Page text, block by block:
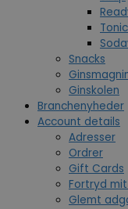
Tonic
Snacks
Ginskolen
Branchenyheder
Account details
Adresser
Ordrer
Gift Cards
Fortryd
Glemt